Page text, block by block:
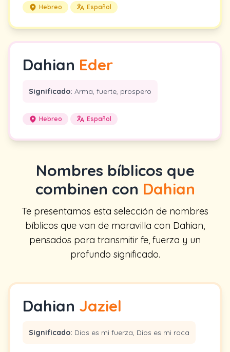
Hebreo Español
Dahian Eder
Significado: Arma, fuerte, prospero
Hebreo Español
Nombres bíblicos que
combinen con Dahian
Te presentamos esta selección de nombres
bíblicos que van de maravilla con Dahian,
pensados para transmitir fe, fuerza y un
profundo significado.
Dahian Jaziel
Significado: Dios es mi fuerza, Dios es mi roca